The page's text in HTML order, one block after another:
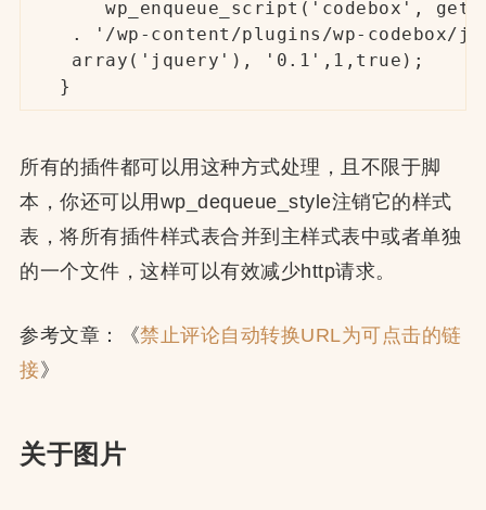
wp_enqueue_script('codebox',
. '/wp-content/plugins/wp-codebox/
array('jquery'), '0.1',1,true);
}
所有的插件都可以用这种方式处理，且不限于脚
本，你还可以用wp_dequeue_style注销它的样式
表，将所有插件样式表合并到主样式表中或者单独
的一个文件，这样可以有效减少http请求。
参考文章：《禁止评论自动转换URL为可点击的链
接》
关于图片